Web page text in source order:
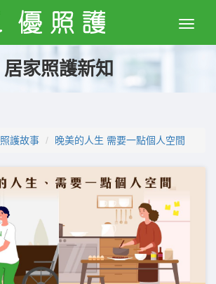
Toggle
居家照護新知
照護故事 晚美的人生 需要一點個人空間